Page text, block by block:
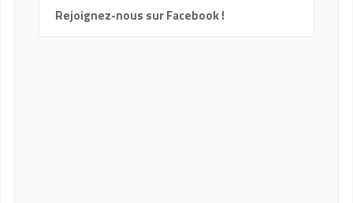
Rejoignez-nous sur Facebook !